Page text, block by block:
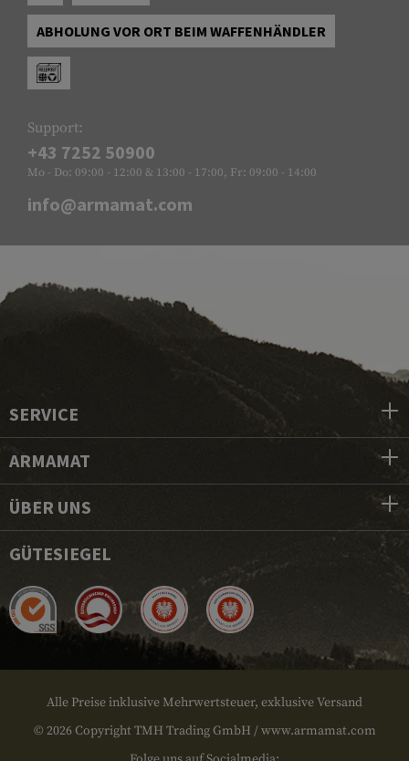
ABHOLUNG VOR ORT BEIM WAFFENHÄNDLER
Support:
+43 7252 50900
Mo - Do: 09:00 - 12:00 & 13:00 - 17:00, Fr: 09:00 - 14:00
info@armamat.com
SERVICE
ARMAMAT
ÜBER UNS
GÜTESIEGEL
Alle Preise inklusive Mehrwertsteuer, exklusive Versand
© 2026 Copyright TMH Trading GmbH / www.armamat.com